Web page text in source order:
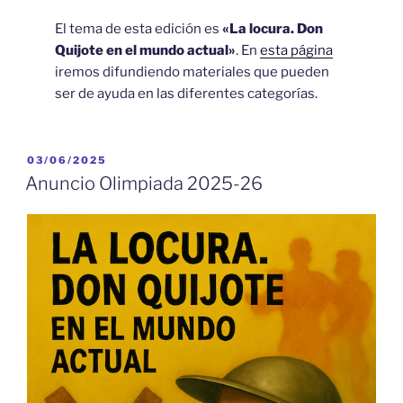
El tema de esta edición es«La locura. Don
Quijote en el mundo actual». Enesta página
iremos difundiendo materiales que pueden
ser de ayuda en las diferentes categorías.
PUBLICADO
EL
03/06/2025
Anuncio Olimpiada 2025-26